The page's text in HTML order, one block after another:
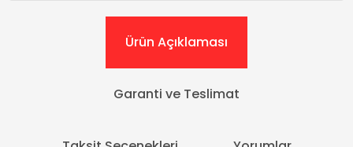
Ürün Açıklaması
Garanti ve Teslimat